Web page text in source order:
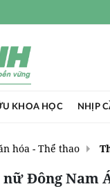
KHOA HỌC NHỊP
hóa - Thể thao
Đông Nam